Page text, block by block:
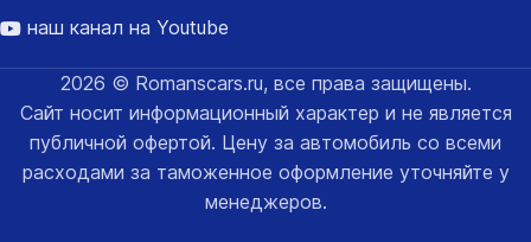
наш канал на Youtube
2026 © Romanscars.ru, все права защищены.
Сайт носит информационный характер и не является
публичной офертой. Цену за автомобиль со всеми
расходами за таможенное оформление уточняйте у
менеджеров.